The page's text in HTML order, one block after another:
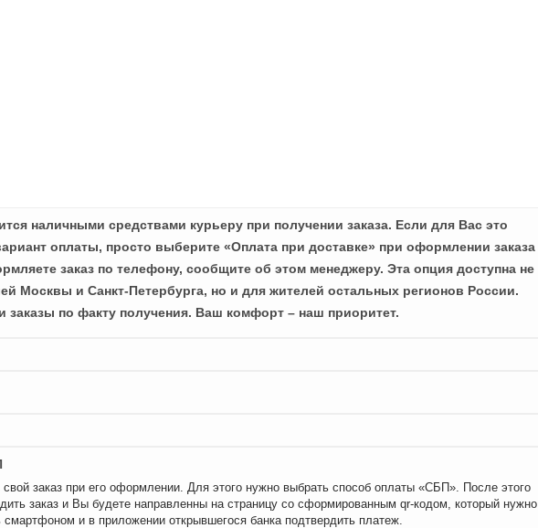
наличными средствами курьеру при получении заказа. Если для Вас это
оплаты, просто выберите «Оплата при доставке» при оформлении заказа
заказ по телефону, сообщите об этом менеджеру. Эта опция доступна не
Москвы и Санкт-Петербурга, но и для жителей остальных регионов России.
заказы по факту получения. Ваш комфорт – наш приоритет.
заказ при его оформлении. Для этого нужно выбрать способ оплаты «СБП». После этого
заказ и Вы будете направленны на страницу со сформированным qr-кодом, который нужно
смартфоном и в приложении открывшегося банка подтвердить платеж.